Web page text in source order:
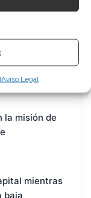
Aviso Legal
exige su
la misión de
mientras
baja